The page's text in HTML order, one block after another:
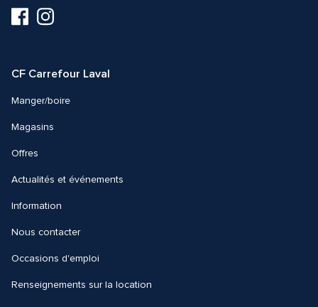
Visitez-
nous
Visitez-
nous
CF Carrefour Laval
Manger/boire
Magasins
Offres
Actualités et événements
Information
Nous contacter
Occasions d'emploi
Renseignements sur la location